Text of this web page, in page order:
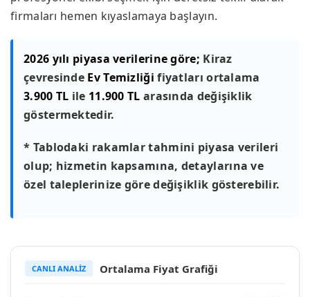
firmaları hemen kıyaslamaya başlayın.
2026 yılı piyasa verilerine göre; Kiraz
çevresinde Ev Temizliği fiyatları ortalama
3.900 TL ile 11.900 TL arasında değişiklik
göstermektedir.
* Tablodaki rakamlar tahmini piyasa verileri
olup; hizmetin kapsamına, detaylarına ve
özel taleplerinize göre değişiklik gösterebilir.
CANLI ANALİZ Ortalama Fiyat Grafiği